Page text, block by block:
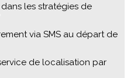
les stratégies de
via SMS au départ de
de localisation par